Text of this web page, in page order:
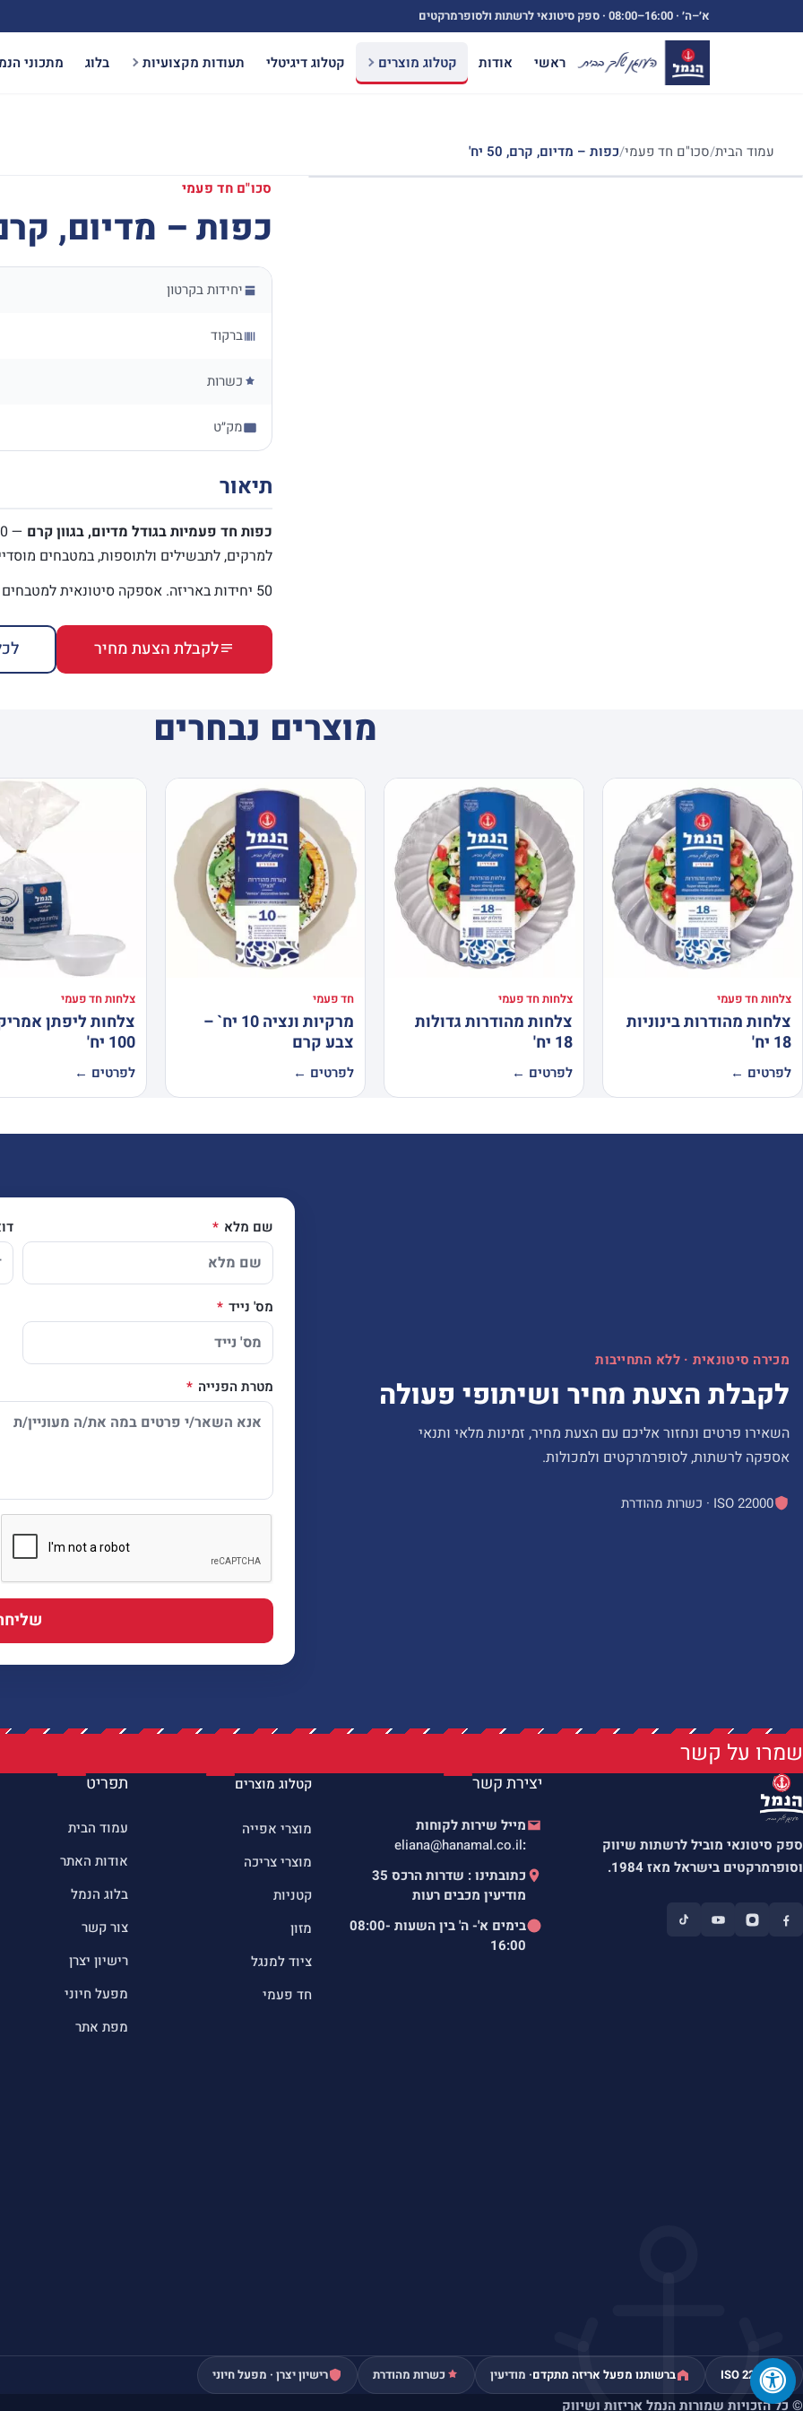
לתוכן
א׳–ה׳ · 08:00–16:00 · ספק סיטונאי לרשתות ולסופרמרקטים
ראשי אודות קטלוג מוצרים קטלוג דיגיטלי תעודות מקצועיות בלוג מתכוני
עמוד הבית/סכו"ם חד פעמי/כפות – מדיום, קרם, 50 יח'
סכו"ם חד פעמי
כפות – מדיום, קרם, 50
יחידות בקרטון
ברקוד
כשרות
מק״ט
תיאור
כפות חד פעמיות בגודל מדיום, בגוון קרם
למרקים, לתבשילים ולתוספות, במטבחים
50 יחידות באריזה. אספקה סיטונאית למטבחים מוסדיים, לבתי מלון ולסופרמרקטים.
לקבלת הצעת מחיר
מוצרים נבחרים
צלחות חד פעמי
צלחות מהודרות בינוניות
18 יח'
לפרטים ←
צלחות חד פעמי
צלחות מהודרות גדולות
18 יח'
לפרטים ←
חד פעמי
מרקיות ונציה 10 יח` –
צבע קרם
לפרטים ←
צלחות חד פעמי
צלחות ליפתן
100 יח'
לפרטים ←
מכירה סיטונאית · ללא התחייבות
לקבלת הצעת מחיר ושיתופי פעולה
השאירו פרטים ונחזור אליכם עם הצעת מחיר, זמינות מלאי ותנאי
אספקה לרשתות, לסופרמרקטים ולמכולות.
ISO 22000 · כשרות מהודרת
שם מלא
מס' נייד
מטרת הפנייה
שמרו על קשר
ספק סיטונאי מוביל לרשתות שיווק
וסופרמרקטים בישראל מאז 1984.
יצירת קשר
מייל שירות לקוחות
:
eliana@hanamal.co.il
כתובתינו : שדרות הרכס 35
מודיעין מכבים רעות
בימים א'- ה' בין השעות 08:00-
16:00
קטלוג מוצרים
מוצרי אפייה
מוצרי צריכה
קטניות
מזון
ציוד למנגל
חד פעמי
תפריט
עמוד הבית
אודות האתר
בלוג הנמל
צור קשר
רישיון יצרן
מפעל חיוני
מפת אתר
ISO 22000 ברשותנו מפעל אריזה מתקדם· מודיעין כשרות מהודרת רישיון יצרן · מפעל חיוני
© כל הזכויות שמורות הנמל אריזות ושיווק